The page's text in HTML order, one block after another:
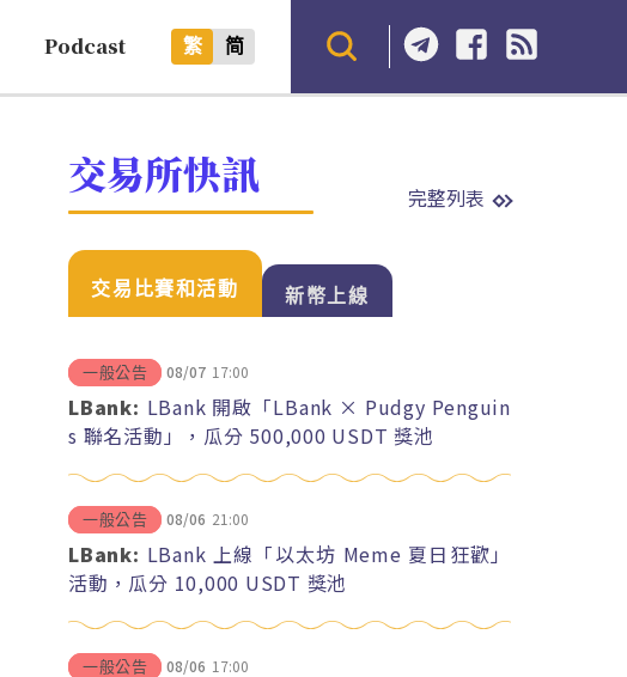
Podcast 繁 简
交易所快訊 完整列表
交易比賽和活動 新幣上線
一般公告 08/07 17:00
LBank: LBank 開啟「LBank × Pudgy Penguin
s 聯名活動」，瓜分 500,000 USDT 獎池
一般公告 08/06 21:00
LBank: LBank 上線「以太坊 Meme 夏日狂歡」
活動，瓜分 10,000 USDT 獎池
一般公告 08/06 17:00